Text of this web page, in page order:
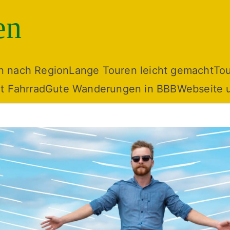
nach RegionLange Touren leicht gemacht
FahrradGute Wanderungen in BBBWebseite